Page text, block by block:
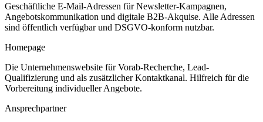
Geschäftliche E-Mail-Adressen für Newsletter-Kampagnen,
Angebotskommunikation und digitale B2B-Akquise. Alle Adressen
sind öffentlich verfügbar und DSGVO-konform nutzbar.
Homepage
Die Unternehmenswebsite für Vorab-Recherche, Lead-
Qualifizierung und als zusätzlicher Kontaktkanal. Hilfreich für die
Vorbereitung individueller Angebote.
Ansprechpartner